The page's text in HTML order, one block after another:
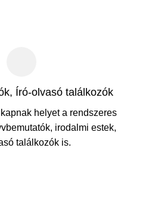
Író-olvasó találkozók
helyet a rendszeres
irodalmi estek,
találkozók is.